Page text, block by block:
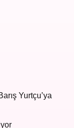
Yurtçu’ya